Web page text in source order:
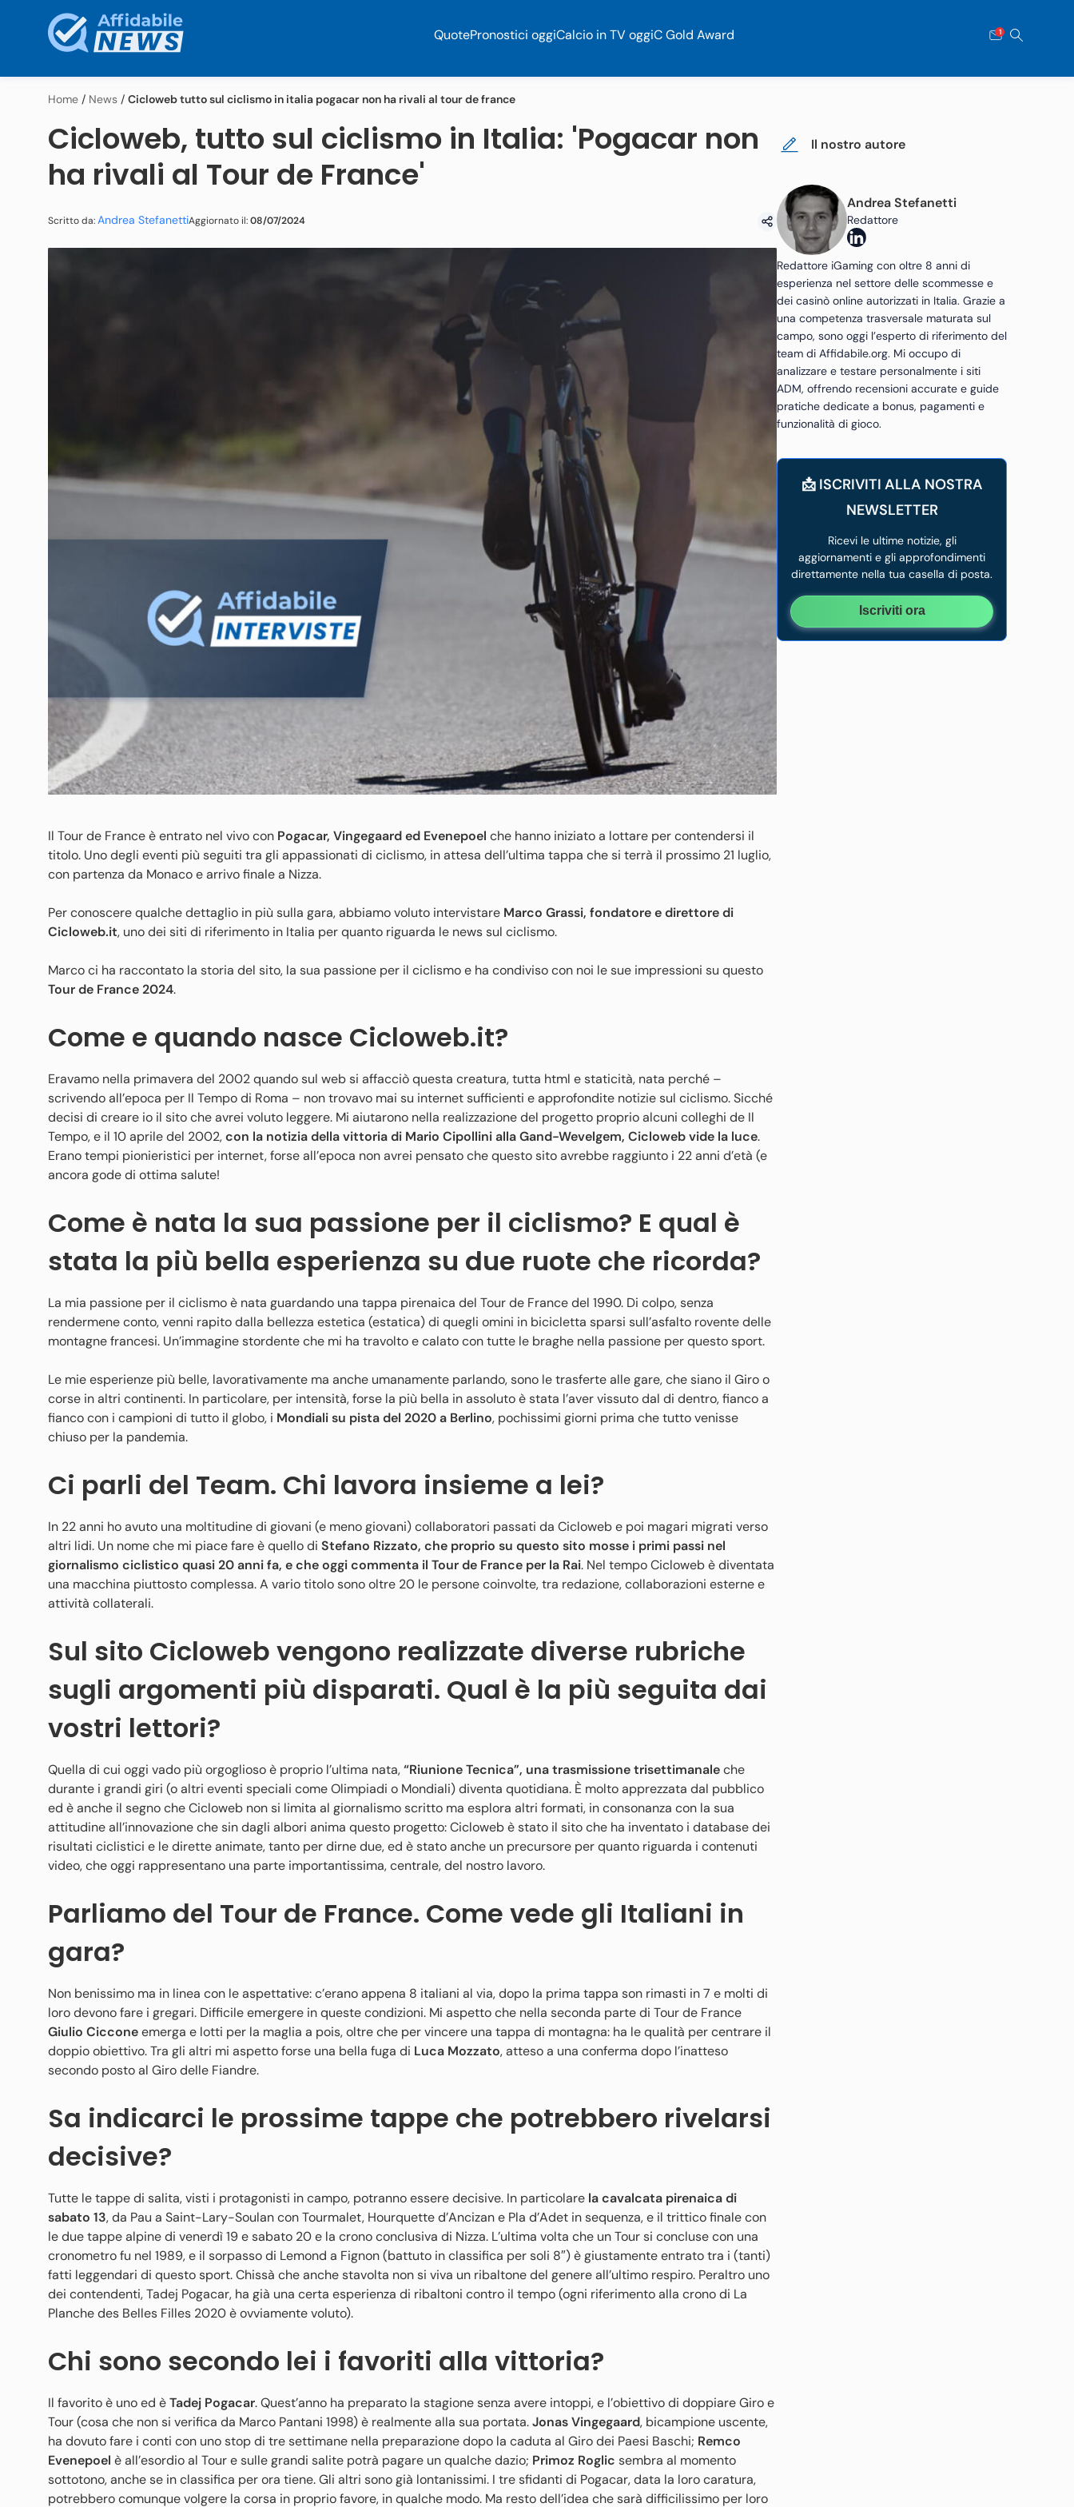
QuotePronostici oggiCalcio in TV oggiC Gold Award 1
Home / News / Cicloweb tutto sul ciclismo in italia pogacar non ha rivali al tour de france
Cicloweb, tutto sul ciclismo in Italia: 'Pogacar non
ha rivali al Tour de France'
Scritto da:Andrea StefanettiAggiornato il:08/07/2024
Il Tour de France è entrato nel vivo con Pogacar, Vingegaard ed Evenepoel che hanno iniziato a lottare per contendersi il
titolo. Uno degli eventi più seguiti tra gli appassionati di ciclismo, in attesa dell’ultima tappa che si terrà il prossimo 21 luglio,
con partenza da Monaco e arrivo finale a Nizza.
Per conoscere qualche dettaglio in più sulla gara, abbiamo voluto intervistare Marco Grassi, fondatore e direttore di
Cicloweb.it, uno dei siti di riferimento in Italia per quanto riguarda le news sul ciclismo.
Marco ci ha raccontato la storia del sito, la sua passione per il ciclismo e ha condiviso con noi le sue impressioni su questo
Tour de France 2024.
Come e quando nasce Cicloweb.it?
Eravamo nella primavera del 2002 quando sul web si affacciò questa creatura, tutta html e staticità, nata perché –
scrivendo all’epoca per Il Tempo di Roma – non trovavo mai su internet sufficienti e approfondite notizie sul ciclismo. Sicché
decisi di creare io il sito che avrei voluto leggere. Mi aiutarono nella realizzazione del progetto proprio alcuni colleghi de Il
Tempo, e il 10 aprile del 2002,con la notizia della vittoria di Mario Cipollini alla Gand-Wevelgem, Cicloweb vide la luce.
Erano tempi pionieristici per internet, forse all’epoca non avrei pensato che questo sito avrebbe raggiunto i 22 anni d’età (e
ancora gode di ottima salute!
Come è nata la sua passione per il ciclismo? E qual è
stata la più bella esperienza su due ruote che ricorda?
La mia passione per il ciclismo è nata guardando una tappa pirenaica del Tour de France del 1990. Di colpo, senza
rendermene conto, venni rapito dalla bellezza estetica (estatica) di quegli omini in bicicletta sparsi sull’asfalto rovente delle
montagne francesi. Un’immagine stordente che mi ha travolto e calato con tutte le braghe nella passione per questo sport.
Le mie esperienze più belle, lavorativamente ma anche umanamente parlando, sono le trasferte alle gare, che siano il Giro o
corse in altri continenti. In particolare, per intensità, forse la più bella in assoluto è stata l’aver vissuto dal di dentro, fianco a
fianco con i campioni di tutto il globo, i Mondiali su pista del 2020 a Berlino, pochissimi giorni prima che tutto venisse
chiuso per la pandemia.
Ci parli del Team. Chi lavora insieme a lei?
In 22 anni ho avuto una moltitudine di giovani (e meno giovani) collaboratori passati da Cicloweb e poi magari migrati verso
altri lidi. Un nome che mi piace fare è quello di Stefano Rizzato, che proprio su questo sito mosse i primi passi nel
giornalismo ciclistico quasi 20 anni fa, e che oggi commenta il Tour de France per la Rai. Nel tempo Cicloweb è diventata
una macchina piuttosto complessa. A vario titolo sono oltre 20 le persone coinvolte, tra redazione, collaborazioni esterne e
attività collaterali.
Sul sito Cicloweb vengono realizzate diverse rubriche
sugli argomenti più disparati. Qual è la più seguita dai
vostri lettori?
Quella di cui oggi vado più orgoglioso è proprio l’ultima nata,“Riunione Tecnica”, una trasmissione trisettimanaleche
durante i grandi giri (o altri eventi speciali come Olimpiadi o Mondiali) diventa quotidiana. È molto apprezzata dal pubblico
ed è anche il segno che Cicloweb non si limita al giornalismo scritto ma esplora altri formati, in consonanza con la sua
attitudine all’innovazione che sin dagli albori anima questo progetto: Cicloweb è stato il sito che ha inventato i database dei
risultati ciclistici e le dirette animate, tanto per dirne due, ed è stato anche un precursore per quanto riguarda i contenuti
video, che oggi rappresentano una parte importantissima, centrale, del nostro lavoro.
Parliamo del Tour de France. Come vede gli Italiani in
gara?
Non benissimo ma in linea con le aspettative: c’erano appena 8 italiani al via, dopo la prima tappa son rimasti in 7 e molti di
loro devono fare i gregari. Difficile emergere in queste condizioni. Mi aspetto che nella seconda parte di Tour de France
Giulio Cicconeemerga e lotti per la maglia a pois, oltre che per vincere una tappa di montagna: ha le qualità per centrare il
doppio obiettivo. Tra gli altri mi aspetto forse una bella fuga di Luca Mozzato, atteso a una conferma dopo l’inatteso
secondo posto al Giro delle Fiandre.
Sa indicarci le prossime tappe che potrebbero rivelarsi
decisive?
Tutte le tappe di salita, visti i protagonisti in campo, potranno essere decisive. In particolare la cavalcata pirenaica di
sabato 13, da Pau a Saint-Lary-Soulan con Tourmalet, Hourquette d’Ancizan e Pla d’Adet in sequenza, e il trittico finale con
le due tappe alpine di venerdì 19 e sabato 20 e la crono conclusiva di Nizza. L’ultima volta che un Tour si concluse con una
cronometro fu nel 1989, e il sorpasso di Lemond a Fignon (battuto in classifica per soli 8″) è giustamente entrato tra i (tanti)
fatti leggendari di questo sport. Chissà che anche stavolta non si viva un ribaltone del genere all’ultimo respiro. Peraltro uno
dei contendenti, Tadej Pogacar, ha già una certa esperienza di ribaltoni contro il tempo (ogni riferimento alla crono di La
Planche des Belles Filles 2020 è ovviamente voluto).
Chi sono secondo lei i favoriti alla vittoria?
Il favorito è uno ed èTadej Pogacar. Quest’anno ha preparato la stagione senza avere intoppi, e l’obiettivo di doppiare Giro e
Tour (cosa che non si verifica da Marco Pantani 1998) è realmente alla sua portata.Jonas Vingegaard, bicampione uscente,
ha dovuto fare i conti con uno stop di tre settimane nella preparazione dopo la caduta al Giro dei Paesi Baschi; Remco
Evenepoel è all’esordio al Tour e sulle grandi salite potrà pagare un qualche dazio; Primoz Roglic sembra al momento
sottotono, anche se in classifica per ora tiene. Gli altri sono già lontanissimi. I tre sfidanti di Pogacar, data la loro caratura,
potrebbero comunque volgere la corsa in proprio favore, in qualche modo. Ma resto dell’idea che sarà difficilissimo per loro
Il nostro autore
Andrea Stefanetti
Redattore
Redattore iGaming con oltre 8 anni di
esperienza nel settore delle scommesse e
dei casinò online autorizzati in Italia. Grazie a
una competenza trasversale maturata sul
campo, sono oggi l’esperto di riferimento del
team di Affidabile.org. Mi occupo di
analizzare e testare personalmente i siti
ADM, offrendo recensioni accurate e guide
pratiche dedicate a bonus, pagamenti e
funzionalità di gioco.
📩 ISCRIVITI ALLA NOSTRA
NEWSLETTER
Ricevi le ultime notizie, gli
aggiornamenti e gli approfondimenti
direttamente nella tua casella di posta.
Iscriviti ora